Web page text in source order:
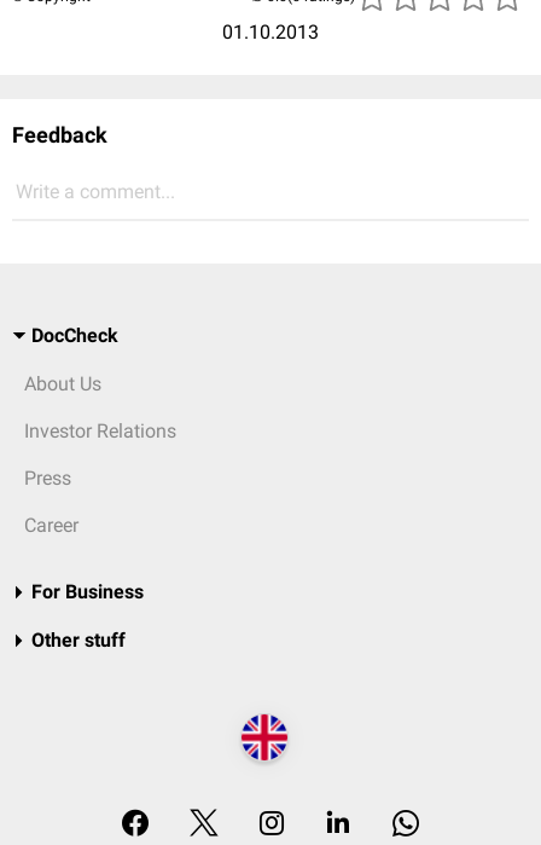
01.10.2013
Feedback
Write a comment...
DocCheck
About Us
Investor Relations
Press
Career
For Business
Other stuff